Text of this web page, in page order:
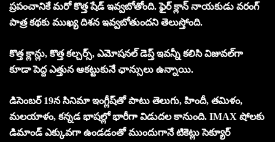
ప్రపంచానికే మరో కొత్త షేడ్ ఇవ్వబోతోంది. ఫైర్ క్లాన్ నాయకుడు వరంగ్
పాత్ర కథకు ముఖ్య దిశన ఇవ్వబోతుందని తెలుస్తోంది.
కొత్త క్లాన్లు, కొత్త కల్చర్స్, ఎమోషనల్ డెప్త్ ఇవన్నీ కలిసి విజువల్‌గా
కూడా పెద్ద ఎత్తున ఆకట్టుకునే ఛాన్సులు ఉన్నాయి.
డిసెంబర్ 19న సినిమా ఇంగ్లీష్‌తో పాటు తెలుగు, హిందీ, తమిళం,
మలయాళం, కన్నడ భాషల్లో భారీగా విడుదల కానుంది. IMAX షోలకు
డిమాండ్ ఎక్కువగా ఉండడంతో ముందుగానే టికెట్లు సెక్యూర్